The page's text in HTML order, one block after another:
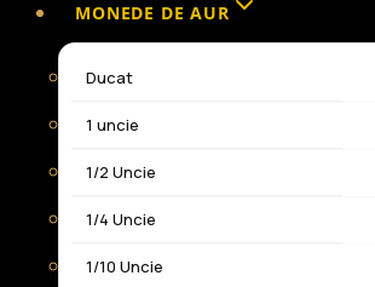
MONEDE DE AUR
Ducat
1 uncie
1/2 Uncie
1/4 Uncie
1/10 Uncie